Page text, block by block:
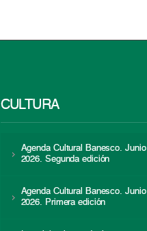
CULTURA
Agenda Cultural Banesco. Junio
2026. Segunda edición
Agenda Cultural Banesco. Junio
2026. Primera edición